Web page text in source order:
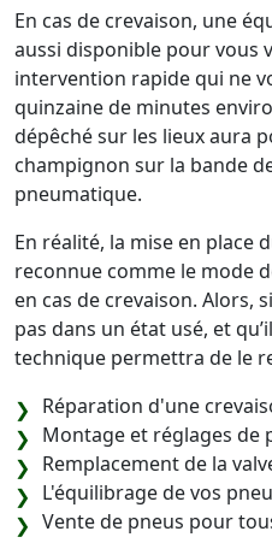
En cas de crevaison, une
aussi disponible pour vous
intervention rapide qui ne
quinzaine de minutes
dépêché sur les lieux aura
champignon sur la bande
pneumatique.
En réalité, la mise en place
reconnue comme le mode
en cas de crevaison. Alors,
pas dans un état usé, et
technique permettra de le
Réparation d'une
Montage et réglages de
Remplacement de la
L'équilibrage de vos
Vente de pneus pour